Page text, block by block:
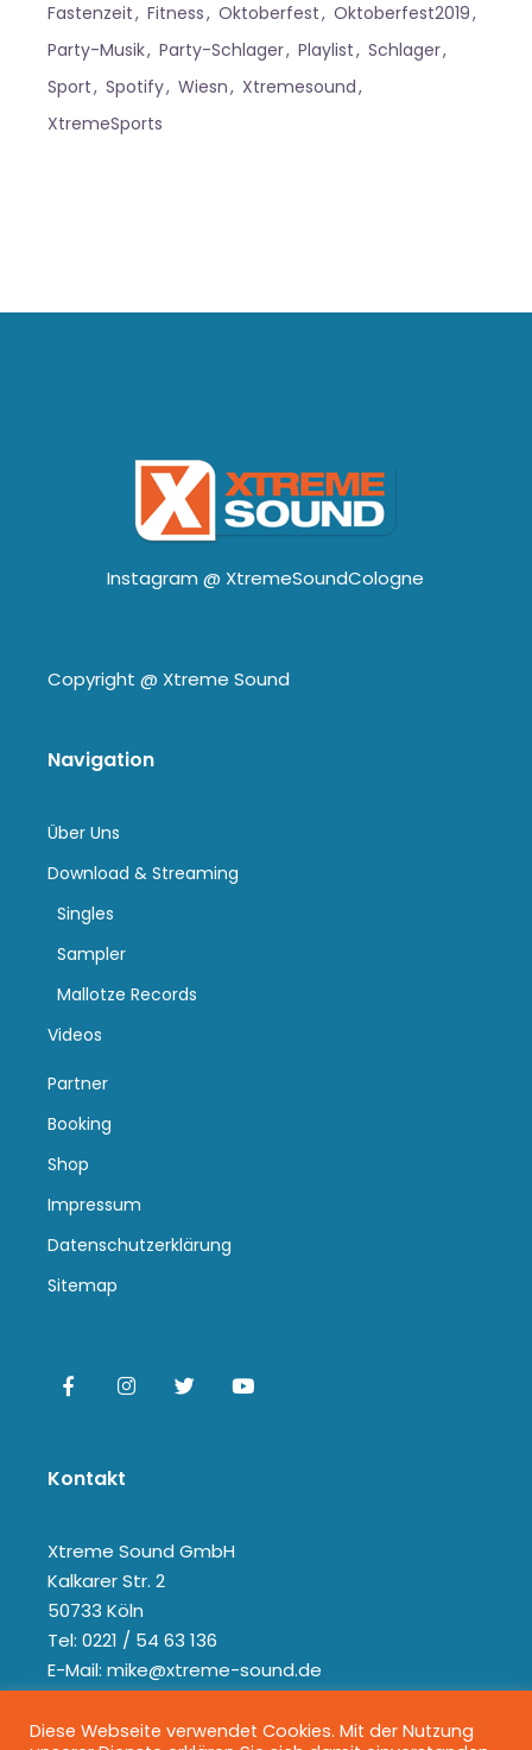
Fastenzeit Fitness Oktoberfest
Oktoberfest2019
Party-Musik
Party-Schlager Playlist
Schlager
Sport
Spotify Wiesn
Xtremesound
XtremeSports
Instagram @ XtremeSoundCologne
Copyright @ Xtreme Sound
Navigation
Über Uns
Download & Streaming
Singles
Sampler
Mallotze Records
Videos
Partner
Booking
Shop
Impressum
Datenschutzerklärung
Sitemap
Kontakt
Xtreme Sound GmbH
Kalkarer Str. 2
50733 Köln
Tel: 0221 / 54 63 136
E-Mail: mike@xtreme-sound.de
Diese Webseite verwendet Cookies. Mit der Nutzung